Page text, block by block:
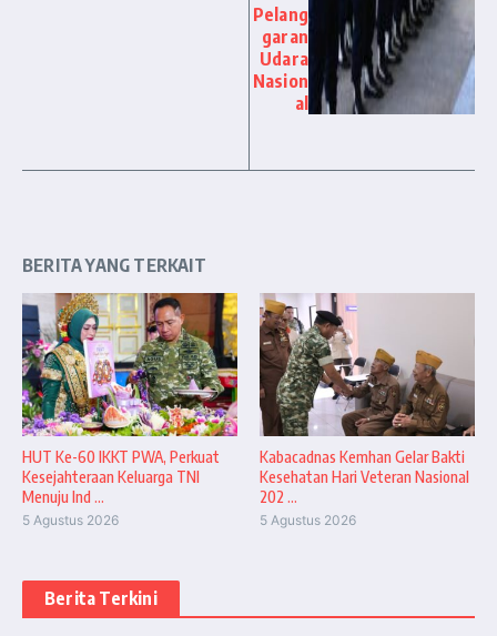
Pelang
garan
Udara
Nasion
al
BERITA YANG TERKAIT
HUT Ke-60 IKKT PWA, Perkuat
Kesejahteraan Keluarga TNI
Menuju Ind ...
5 Agustus 2026
Kabacadnas Kemhan Gelar Bakti
Kesehatan Hari Veteran Nasional
202 ...
5 Agustus 2026
Berita Terkini